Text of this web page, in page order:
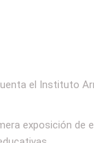
el Instituto
exposición